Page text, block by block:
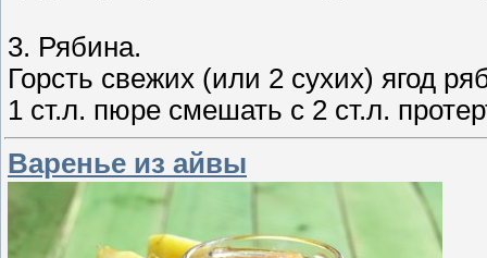
3. Рябина.
Горсть свежих (или 2 сухих) ягод
1 ст.л. пюре смешать с 2 ст.л.
Варенье из айвы